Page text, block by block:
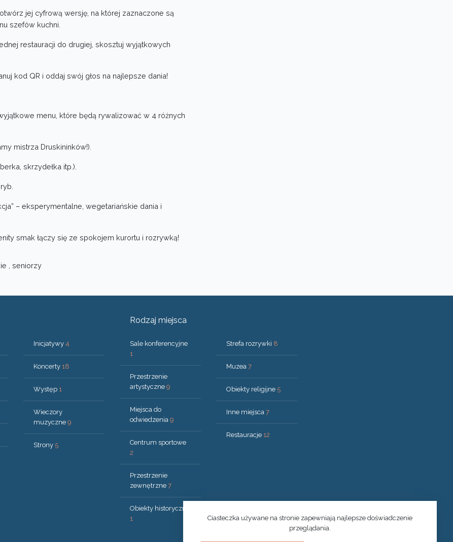
jej cyfrową wersję, na której zaznaczone są
szefów kuchni.
restauracji do drugiej, skosztuj wyjątkowych
kod QR i oddaj swój głos na najlepsze dania!
menu, które będą rywalizować w 4 różnych
mistrza Druskininków!).
skrzydełka itp.).
– eksperymentalne, wegetariańskie dania i
smak łączy się ze spokojem kurortu i rozrywką!
, seniorzy
Inicjatywy 4
Koncerty 18
Występ 1
Wieczory
muzyczne 9
Strony 5
Rodzaj miejsca
Sale konferencyjne
1
Przestrzenie
artystyczne 9
Miejsca do
odwiedzenia 9
Centrum sportowe
2
Przestrzenie
zewnętrzne 7
Obiekty historyczne
1
Strefa rozrywki 8
Muzea 7
Obiekty religijne 5
Inne miejsca 7
Restauracje 12
Ciasteczka używane na stronie zapewniają najlepsze doświadczenie
przeglądania.